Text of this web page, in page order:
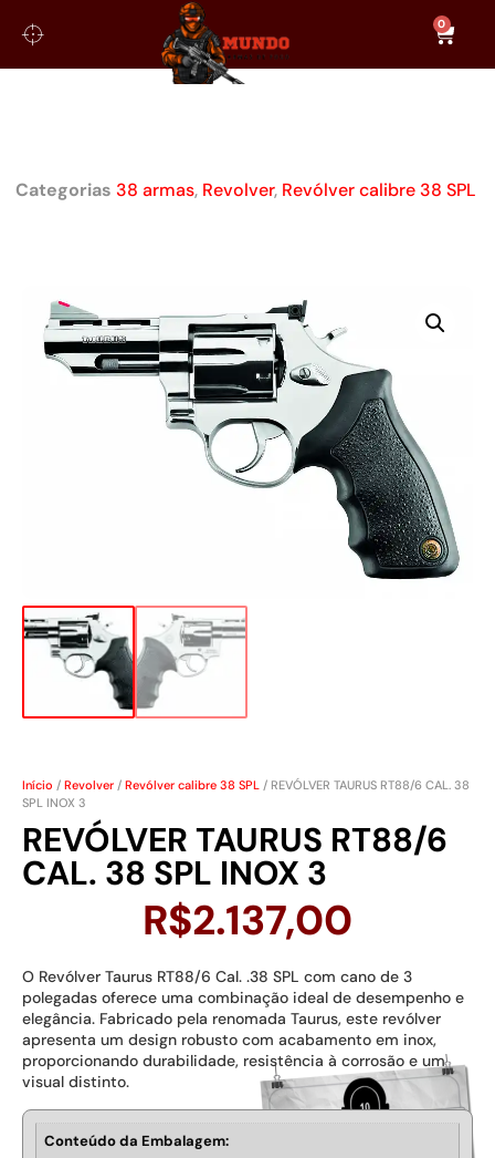
0
Categorias 38 armas, Revolver, Revólver calibre 38 SPL
Início / Revolver / Revólver calibre 38 SPL / REVÓLVER TAURUS RT88/6 CAL. 38
SPL INOX 3
REVÓLVER TAURUS RT88/6
CAL. 38 SPL INOX 3
R$2.137,00
O Revólver Taurus RT88/6 Cal. .38 SPL com cano de 3
polegadas oferece uma combinação ideal de desempenho e
elegância. Fabricado pela renomada Taurus, este revólver
apresenta um design robusto com acabamento em inox,
proporcionando durabilidade, resistência à corrosão e um
visual distinto.
Conteúdo da Embalagem: